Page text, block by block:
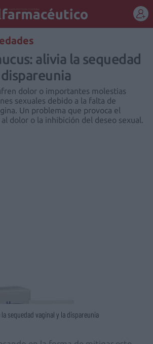
REGÍSTRATE
alivia la sequedad
dolor o importantes molestias
sexuales debido a la falta de
Un problema que provoca el
dolor o la inhibición del deseo sexual.
sequedad vaginal y la dispareunia